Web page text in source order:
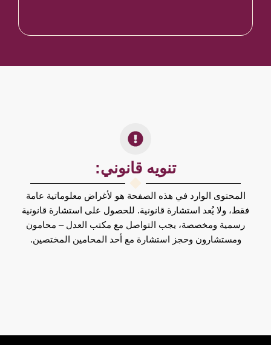
تنويه قانوني:
المحتوى الوارد في هذه الصفحة هو لأغراض معلوماتية عامة
فقط، ولا يُعد استشارة قانونية. للحصول على استشارة قانونية
رسمية ومخصصة، يجب التواصل مع مكتب العدل – محامون
ومستشارون وحجز استشارة مع أحد المحامين المختصين.